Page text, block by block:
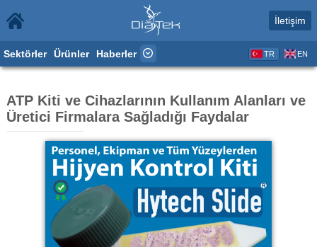
İletişim
Sektörler Ürünler Haberler TR EN
ATP Kiti ve Cihazlarının Kullanım Alanları ve
Üretici Firmalara Sağladığı Faydalar